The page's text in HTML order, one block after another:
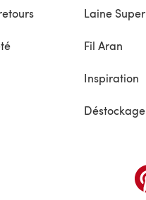
Laine
Fil Aran
Inspiration
Déstockage
dans un nouvel onglet)